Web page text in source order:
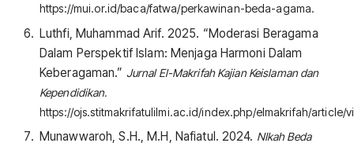
https://mui.or.id/baca/fatwa/perkawinan-beda-agama.
Luthfi, Muhammad Arif. 2025. “Moderasi Beragama
Dalam Perspektif Islam: Menjaga Harmoni Dalam
Keberagaman.” Jurnal El-Makrifah Kajian Keislaman dan
Kependidikan.
https://ojs.stitmakrifatulilmi.ac.id/index.php/elmakrifah/article/
Munawwaroh, S.H., M.H, Nafiatul. 2024. NIkah Beda